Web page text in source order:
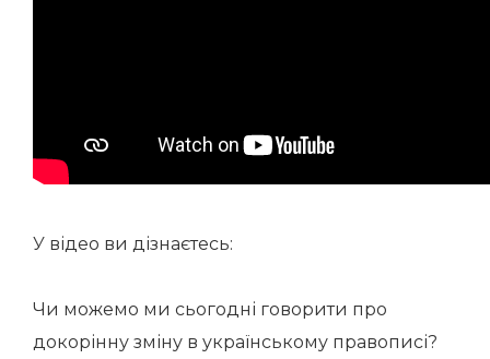
У відео ви дізнаєтесь:
Чи можемо ми сьогодні говорити про
докорінну зміну в українському правописі?